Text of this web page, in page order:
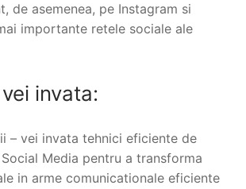
de asemenea, pe Instagram si
importante retele sociale ale
invata:
– vei invata tehnici eficiente de
Media pentru a transforma
in arme comunicationale eficiente